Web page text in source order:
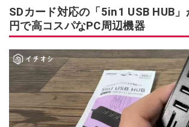
SDカード対応の「5in1 USB HUB
円で高コスパなPC周辺機器